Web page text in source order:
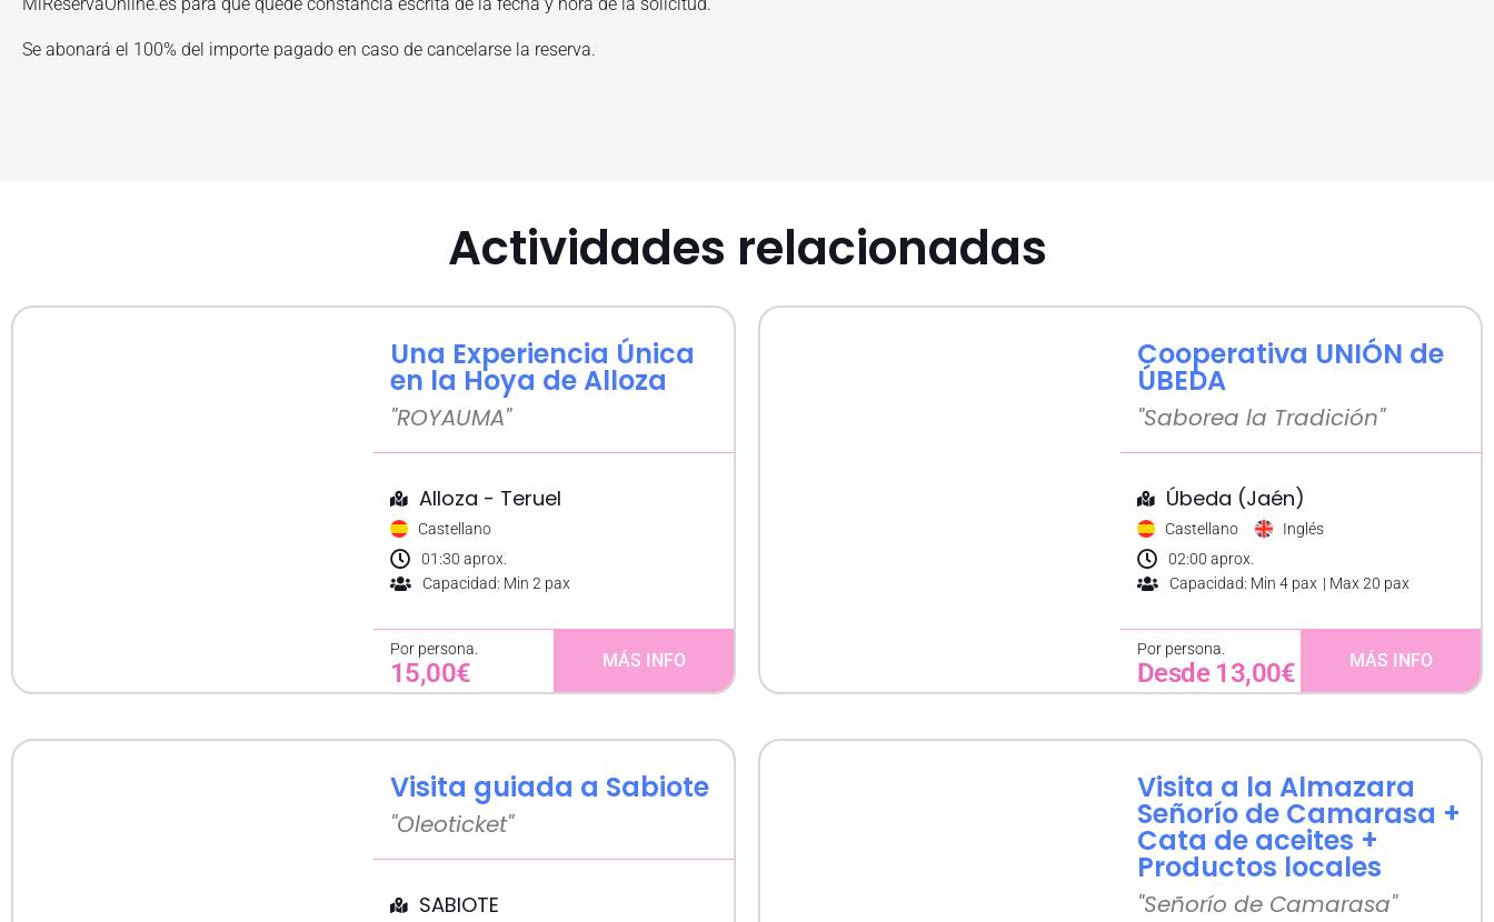
Se abonará el 100% del importe pagado en caso de cancelarse la reserva.
Actividades relacionadas
Una Experiencia Única
en la Hoya de Alloza
"ROYAUMA"
Alloza - Teruel
Castellano
01:30 aprox.
Capacidad: Min 2 pax
Por persona.
15,00€ MÁS INFO
Cooperativa UNIÓN de
ÚBEDA
"Saborea la Tradición"
Úbeda (Jaén)
Castellano
Inglés
02:00 aprox.
Capacidad: Min 4 pax | Max 20 pax
Por persona.
Desde 13,00€ MÁS INFO
Visita guiada a Sabiote
"Oleoticket"
SABIOTE
Visita a la Almazara
Señorío de Camarasa +
Cata de aceites +
Productos locales
"Señorío de Camarasa"